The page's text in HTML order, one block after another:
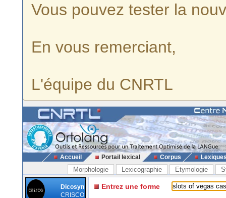
Vous pouvez tester la
En vous remerciant,
L'équipe du CNRTL
Accueil Portail lexical Corpus
Morphologie Lexicographie Etymologie
Dicosyn
CRISCO
Entrez une forme